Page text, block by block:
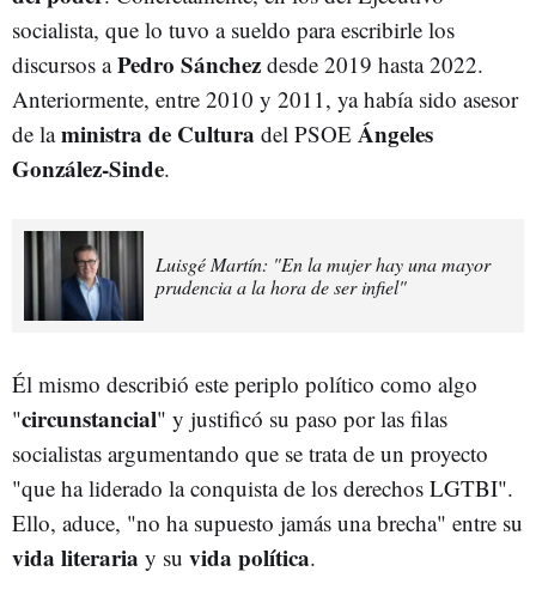
socialista, que lo tuvo a sueldo para escribirle los
discursos aPedro Sánchez desde 2019 hasta 2022.
Anteriormente, entre 2010 y 2011, ya había sido asesor
de laministra de Cultura del PSOE Ángeles
González-Sinde.
Luisgé Martín: "En la mujer hay una mayor
prudencia a la hora de ser infiel"
Él mismo describió este periplo político como algo
"circunstancial" y justificó su paso por las filas
socialistas argumentando que se trata de un proyecto
"que ha liderado la conquista de los derechos LGTBI".
Ello, aduce, "no ha supuesto jamás una brecha" entre su
vida literaria y su vida política.